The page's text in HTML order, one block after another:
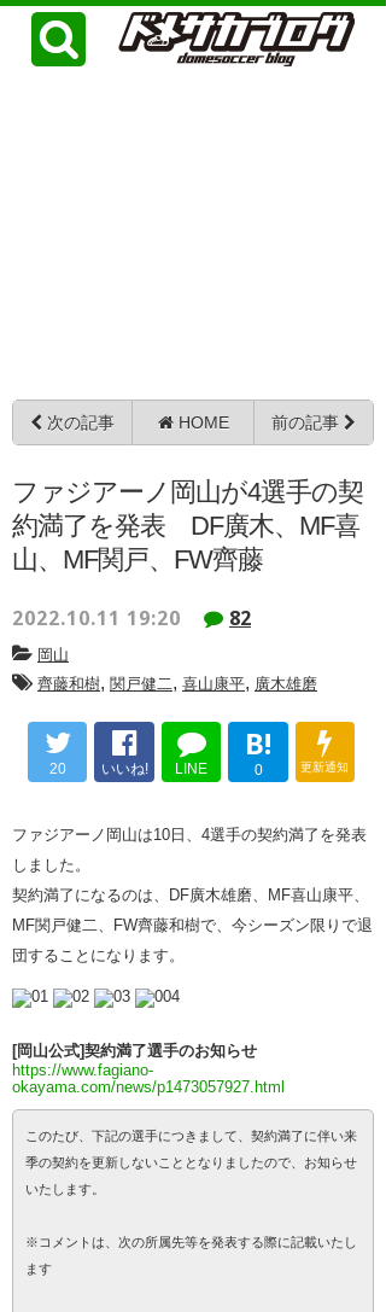
次の記事 HOME 前の記事
ファジアーノ岡山が4選手の契
約満了を発表 DF廣木、MF喜
山、MF関戸、FW齊藤
2022.10.11 19:20 82
岡山
齊藤和樹, 関戸健二, 喜山康平, 廣木雄磨
20 いいね! LINE
B!
0 更新通知
ファジアーノ岡山は10日、4選手の契約満了を発表
しました。
契約満了になるのは、DF廣木雄磨、MF喜山康平、
MF関戸健二、FW齊藤和樹で、今シーズン限りで退
団することになります。
[岡山公式]契約満了選手のお知らせ
https://www.fagiano-
okayama.com/news/p1473057927.html
このたび、下記の選手につきまして、契約満了に伴い来
季の契約を更新しないこととなりましたので、お知らせ
いたします。
※コメントは、次の所属先等を発表する際に記載いたし
ます